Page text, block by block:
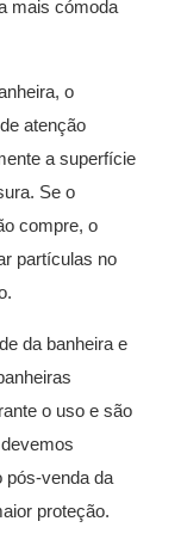
mais cómoda
o
atenção
a superfície
Se o
compre, o
partículas no
da banheira e
o uso e são
pós-venda da
proteção.